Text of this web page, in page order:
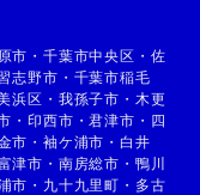
市 ・ 千葉市中央区 ・ 佐
志野市 ・ 千葉市稲毛
浜区 ・ 我孫子市 ・ 木更
・印西市 ・君津市 ・ 四
市 ・ 袖ケ浦市 ・ 白井
津市 ・ 南房総市 ・ 鴨川
市 ・ 九十九里町 ・ 多古